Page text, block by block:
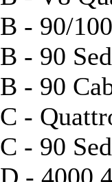
B - 90/
B - 90
B - 90
C -
C - 90